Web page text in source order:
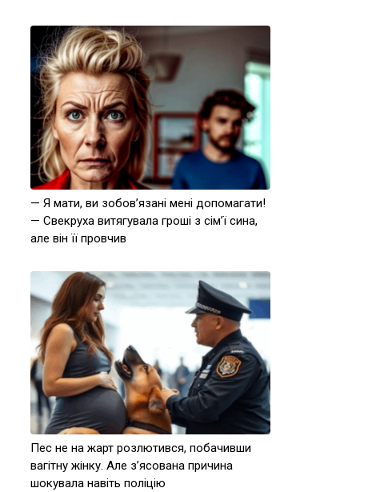
— Я мати, ви зобов’язані мені допомагати!
— Свекруха витягувала гроші з сім’ї сина,
але він її провчив
Пес не на жарт розлютився, побачивши
вагітну жінку. Але з’ясована причина
шокувала навіть поліцію